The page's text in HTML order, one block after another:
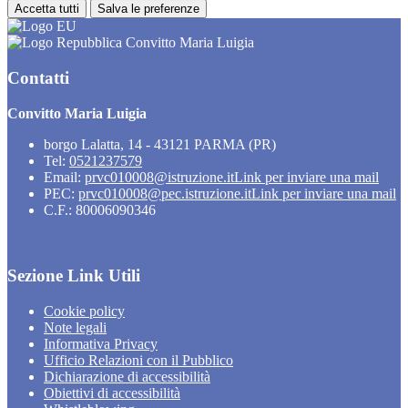
Accetta tutti Salva le preferenze
Convitto Maria Luigia
Contatti
Convitto Maria Luigia
borgo Lalatta, 14 - 43121 PARMA (PR)
Tel: 0521237579
Email: prvc010008@istruzione.itLink per inviare una mail
PEC: prvc010008@pec.istruzione.itLink per inviare una mail
C.F.: 80006090346
Sezione Link Utili
Cookie policy
Note legali
Informativa Privacy
Ufficio Relazioni con il Pubblico
Dichiarazione di accessibilità
Obiettivi di accessibilità